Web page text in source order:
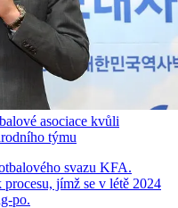
asociace kvůli
týmu
svazu KFA.
jímž se v létě 2024
po.